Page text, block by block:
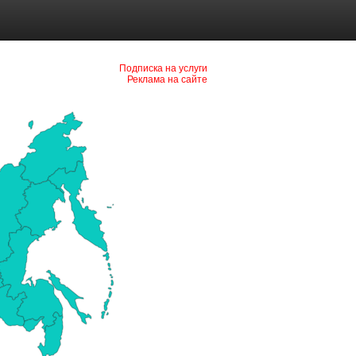
Подписка на услуги
Реклама на сайте